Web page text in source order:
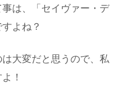
事は、「セイヴァー・デ
よね？
大変だと思うので、私
！